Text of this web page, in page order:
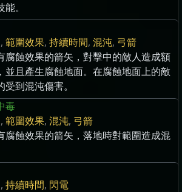
。
, 範圍效果, 持續時間, 混沌, 弓箭
腐蝕效果的箭矢，對擊中的敵人造成額
並且產生腐蝕地面。在腐蝕地面上的敵
到混沌傷害。
毒
, 範圍效果, 混沌, 弓箭
腐蝕效果的箭矢，落地時對範圍造成混
, 持續時間, 閃電